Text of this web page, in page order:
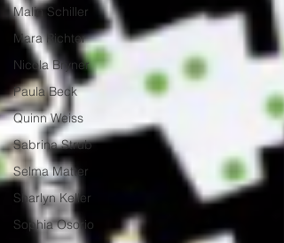
Malin Schiller
Mara Richter
Nicola Bryner
Paula Beck
Quinn Weiss
Sabrina Strub
Selma Matter
Sharlyn Keller
Sophia Osorio